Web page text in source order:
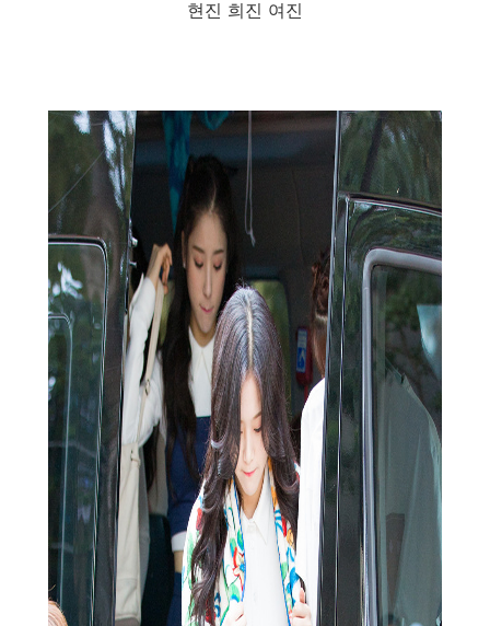
현진 희진 여진